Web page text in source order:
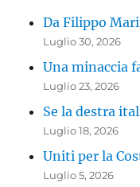
Da Filippo
Luglio 30, 2026
Una minaccia
Luglio 23, 2026
Se la destra
Luglio 18, 2026
Uniti per la
Luglio 5, 2026